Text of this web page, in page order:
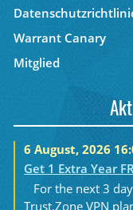
Warrant Canary
Mitglied
6 August, 2026
Get 1 Extra Year
For the next 3
Trust.Zone VPN